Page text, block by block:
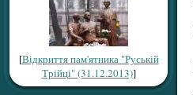
[Відкриття пам'ятника "Руській
Трійці" (31.12.2013)]